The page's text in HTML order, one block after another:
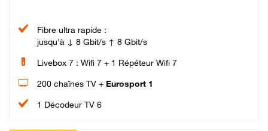
Fibre ultra rapide :
jusqu'à ↓ 8 Gbit/s ↑ 8 Gbit/s
Livebox 7 : Wifi 7 + 1 Répéteur Wifi 7
200 chaînes TV + Eurosport 1
1 Décodeur TV 6